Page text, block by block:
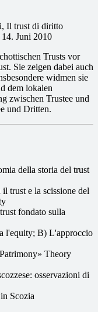
Il trust di diritto
14. Juni 2010
Trusts vor
Sie zeigen dabei auch
widmen sie
dem lokalen
zwischen Trustee und
und Dritten.
della storia del trust
trust e la scissione del
fondato sulla
l'equity; B) L'approccio
Theory
osservazioni di
Scozia